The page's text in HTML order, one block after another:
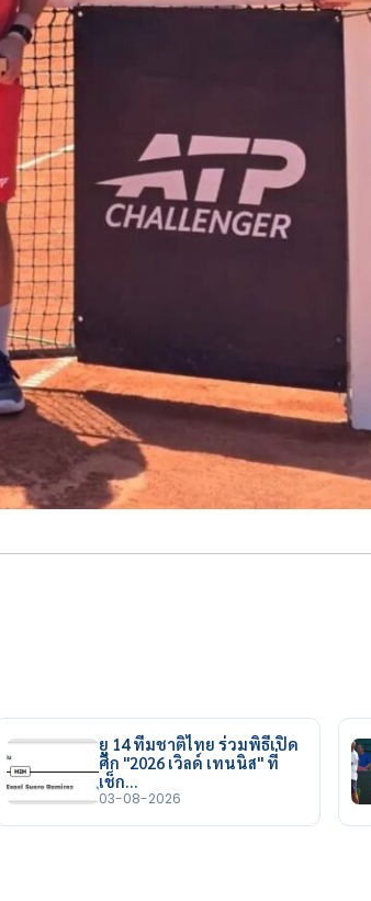
ยู 14 ทีมชาติไทย ร่วมพิธีเปิด
ศึก "2026 เวิลด์ เทนนิส" ที่
เช็ก…
03-08-2026